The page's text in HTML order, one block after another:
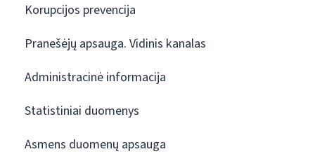
Korupcijos prevencija
Pranešėjų apsauga. Vidinis kanalas
Administracinė informacija
Statistiniai duomenys
Asmens duomenų apsauga